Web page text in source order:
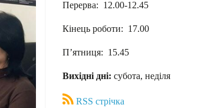
Перерва: 12.00-12.45
Кінець роботи: 17.00
П’ятниця: 15.45
Вихідні дні: субота, неділя
RSS стрічка